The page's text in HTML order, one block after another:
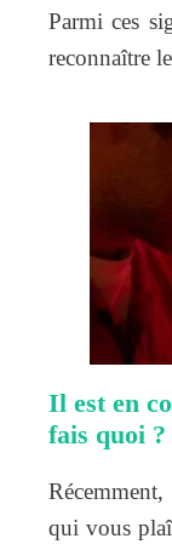
Parmi ces
reconnaître
Il est en
fais quoi ?
qui vous